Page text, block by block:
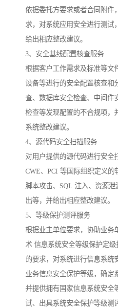
依据委托方要求或者合同附件
求，对系统应用安全进行测试
给出相应整改建议。
3、安全基线配置核查服务
根据客户工作需求及标准等文
设备等进行的安全配置核查和
查、数据库安全检查、中间件
检查等发现配置的不合规项，
系统整改建议。
4、源代码安全扫描服务
对用户提供的源代码进行安全
CWE、PCI 等国际组织定义
脚本攻击、SQL 注入、资源
出等，并给出相应整改建议。
5、等级保护测评服务
根据业主单位要求，协助业务
术 信息系统安全等级保护定级
的要求，对系统进行信息系统
业务信息安全保护等级，确定
并提供拥有国家信息系统安全
试、出具系统安全保护等级测